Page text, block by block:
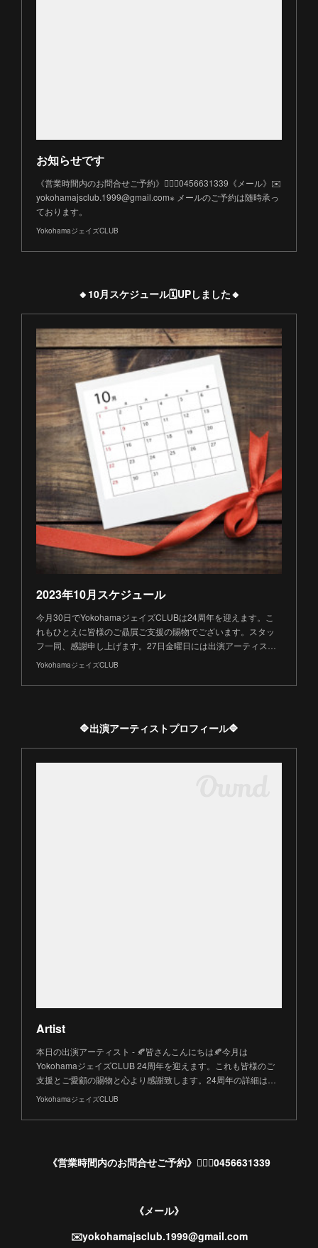
お知らせです
《営業時間内のお問合せご予約》💁🏻‍♀️0456631339《メール》✉️
yokohamajsclub.1999@gmail.com※ メールのご予約は随時承っ
ております。
YokohamaジェイズCLUB
🔸10月スケジュール🗓️UPしました🔸
2023年10月スケジュール
今月30日でYokohamaジェイズCLUBは24周年を迎えます。こ
れもひとえに皆様のご贔屓ご支援の賜物でございます。スタッ
フ一同、感謝申し上げます。27日金曜日には出演アーティス…
YokohamaジェイズCLUB
🔷出演アーティストプロフィール🔷
Artist
本日の出演アーティスト - 🍂皆さんこんにちは🍂今月は
YokohamaジェイズCLUB 24周年を迎えます。これも皆様のご
支援とご愛顧の賜物と心より感謝致します。24周年の詳細は…
YokohamaジェイズCLUB
《営業時間内のお問合せご予約》💁🏻‍♀️0456631339
《メール》
✉️yokohamajsclub.1999@gmail.com